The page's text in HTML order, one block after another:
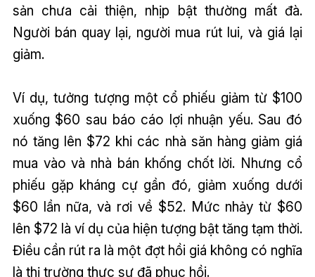
sản chưa cải thiện, nhịp bật thường mất đà.
Người bán quay lại, người mua rút lui, và giá lại
giảm.
Ví dụ, tưởng tượng một cổ phiếu giảm từ $100
xuống $60 sau báo cáo lợi nhuận yếu. Sau đó
nó tăng lên $72 khi các nhà săn hàng giảm giá
mua vào và nhà bán khống chốt lời. Nhưng cổ
phiếu gặp kháng cự gần đó, giảm xuống dưới
$60 lần nữa, và rơi về $52. Mức nhảy từ $60
lên $72 là ví dụ của hiện tượng bật tăng tạm thời.
Điều cần rút ra là một đợt hồi giá không có nghĩa
là thị trường thực sự đã phục hồi.